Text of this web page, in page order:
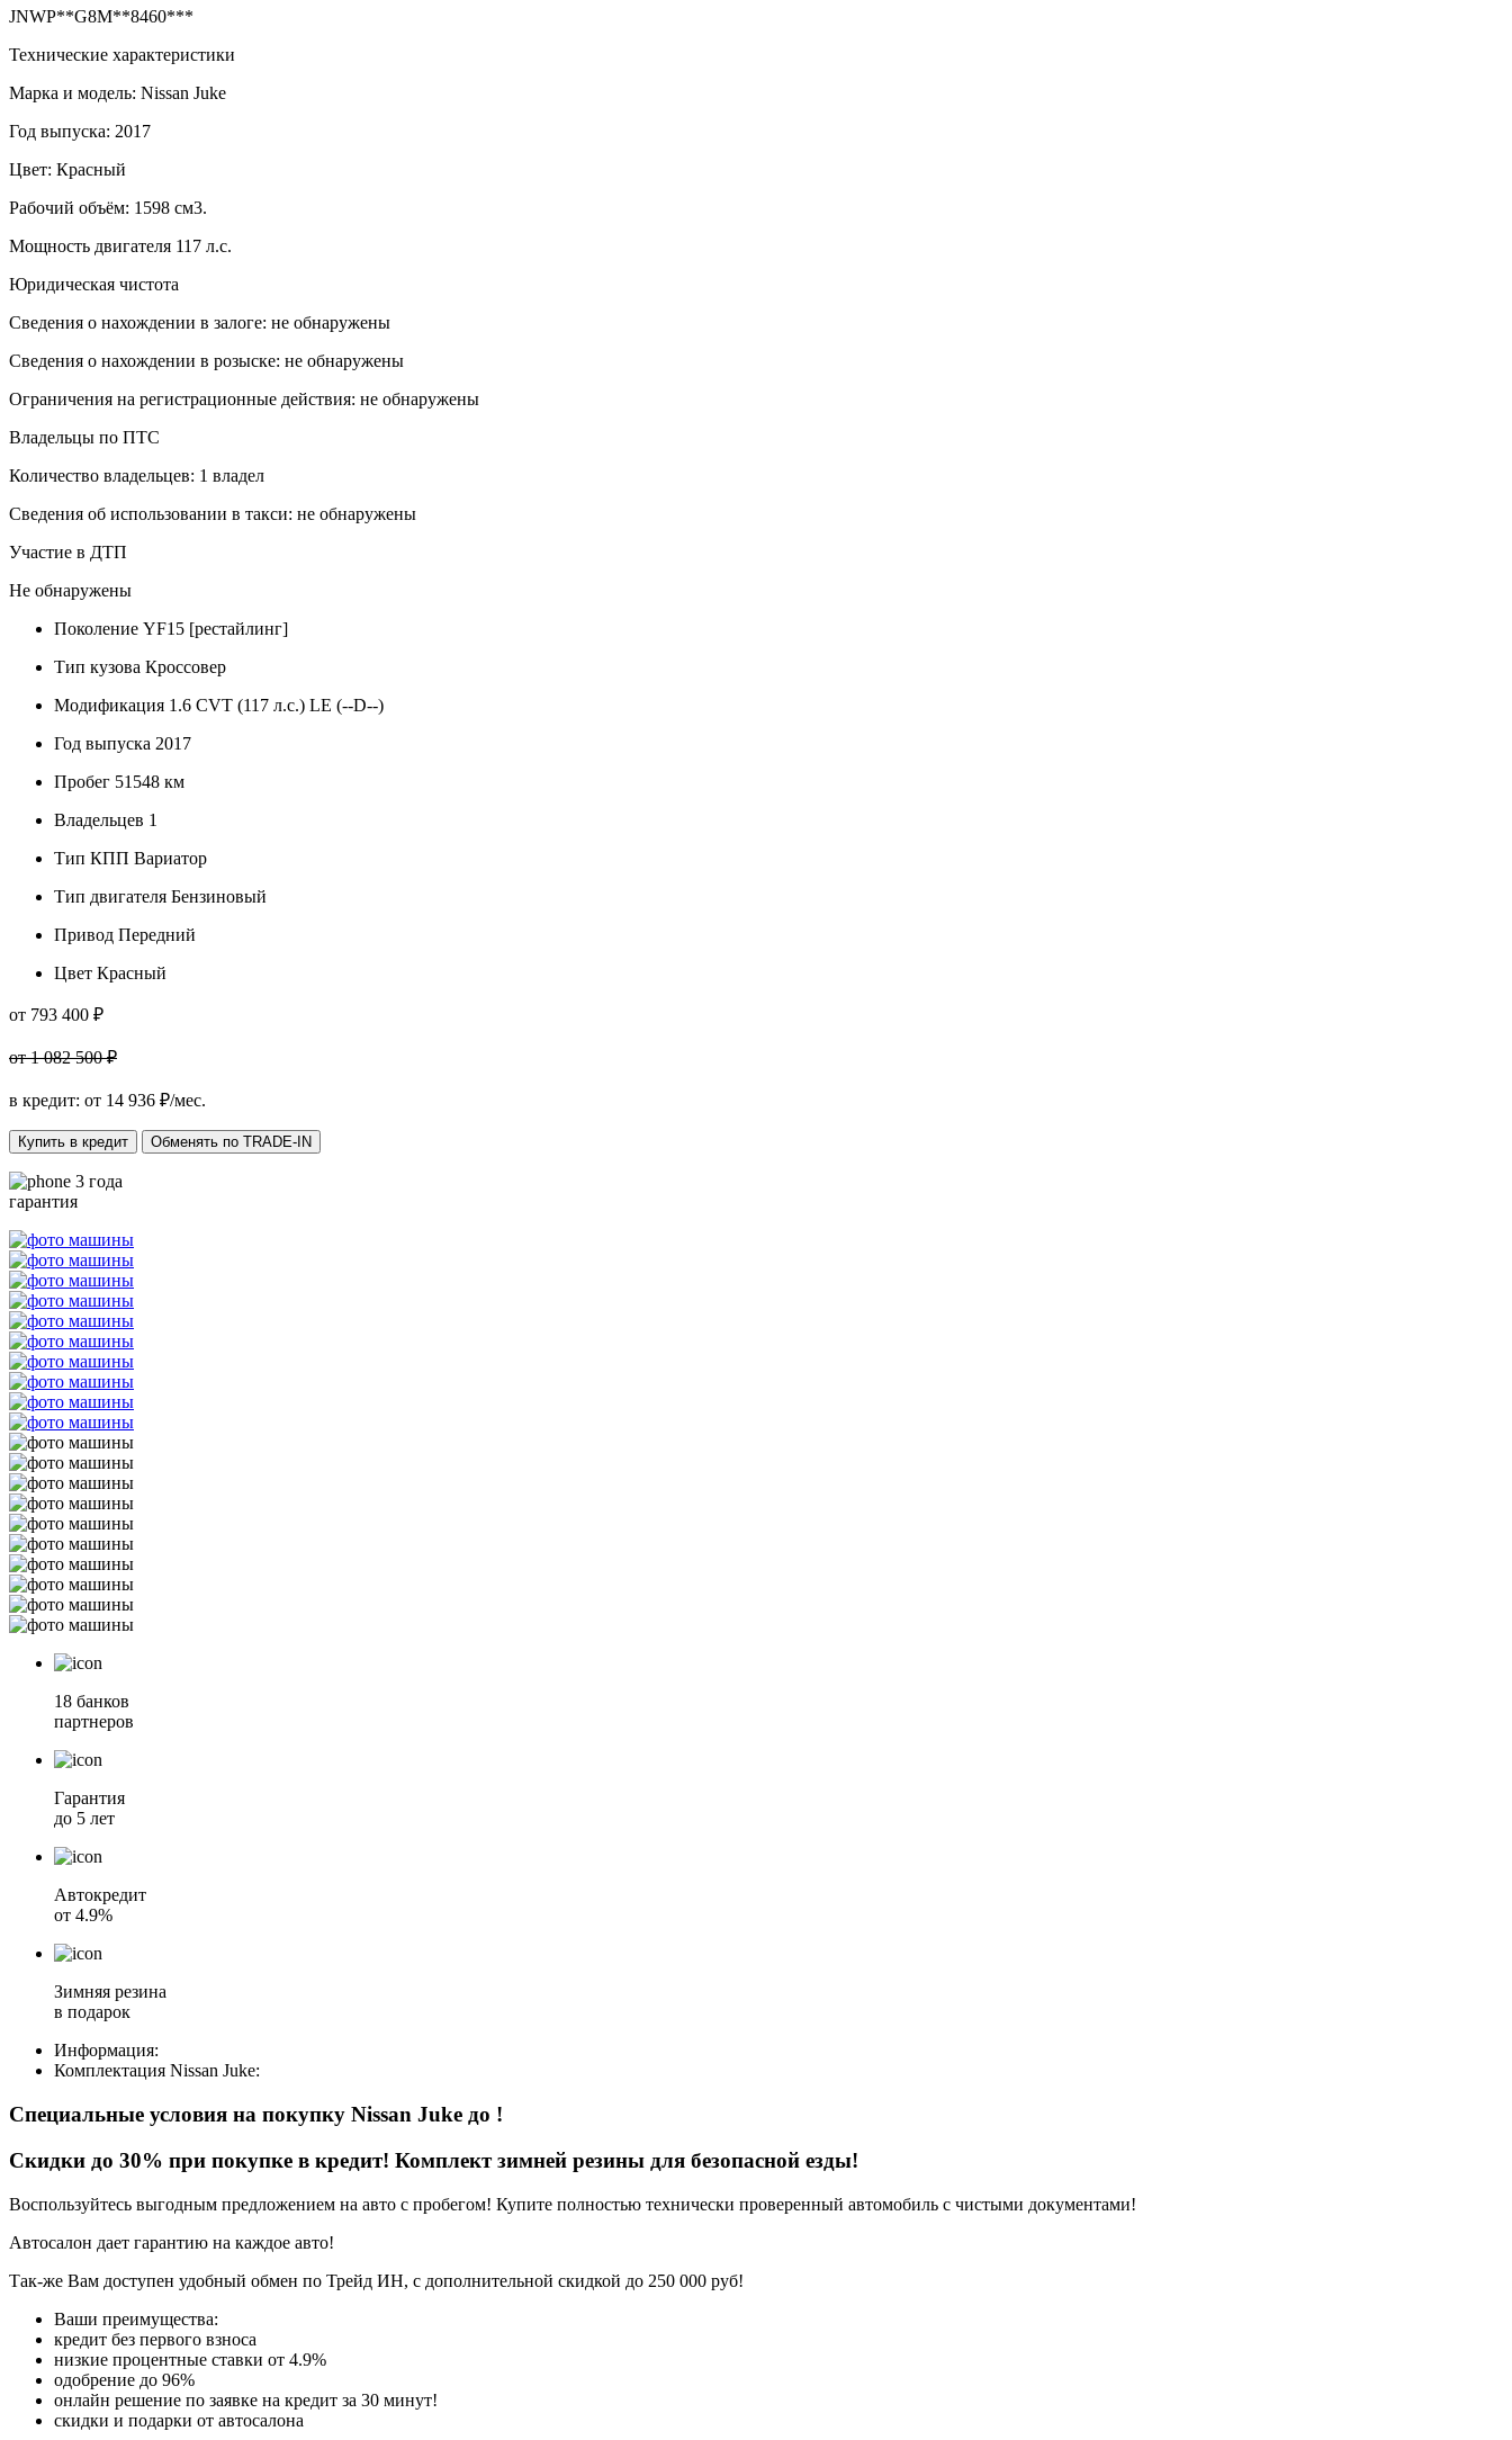
JNWP**G8M**8460***
Технические характеристики
Марка и модель: Nissan Juke
Год выпуска: 2017
Цвет: Красный
Рабочий объём: 1598 см3.
Мощность двигателя 117 л.с.
Юридическая чистота
Сведения о нахождении в залоге: не обнаружены
Сведения о нахождении в розыске: не обнаружены
Ограничения на регистрационные действия: не обнаружены
Владельцы по ПТС
Количество владельцев: 1 владел
Сведения об использовании в такси: не обнаружены
Участие в ДТП
Не обнаружены
Поколение YF15 [рестайлинг]
Тип кузова Кроссовер
Модификация 1.6 CVT (117 л.с.) LE (--D--)
Год выпуска 2017
Пробег 51548 км
Владельцев 1
Тип КПП Вариатор
Тип двигателя Бензиновый
Привод Передний
Цвет Красный
от 793 400 ₽
от 1 082 500 ₽
в кредит: от 14 936 ₽/мес.
Купить в кредит Обменять по TRADE-IN
3 года
гарантия
18 банков
партнеров
Гарантия
до 5 лет
Автокредит
от 4.9%
Зимняя резина
в подарок
Информация:
Комплектация Nissan Juke:
Специальные условия на покупку Nissan Juke до !
Скидки до 30% при покупке в кредит! Комплект зимней резины для безопасной езды!
Воспользуйтесь выгодным предложением на авто с пробегом! Купите полностью технически проверенный автомобиль с чистыми документами!
Автосалон дает гарантию на каждое авто!
Так-же Вам доступен удобный обмен по Трейд ИН, с дополнительной скидкой до 250 000 руб!
Ваши преимущества:
кредит без первого взноса
низкие процентные ставки от 4.9%
одобрение до 96%
онлайн решение по заявке на кредит за 30 минут!
скидки и подарки от автосалона